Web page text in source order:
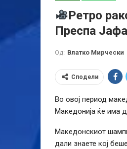
Ретро
Преспа
Од: Влатко Мирчески
Сподели
Во овој период
Македонија ќе има
Македонскиот
дали знаете кој